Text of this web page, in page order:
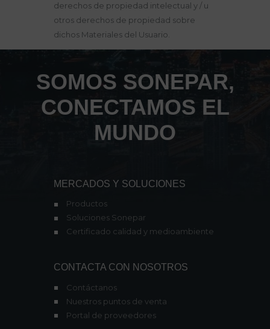
derechos de propiedad intelectual y / u
otros derechos de propiedad sobre
dichos Materiales del Usuario.
SOMOS SONEPAR,
CONECTAMOS EL
MUNDO
MERCADOS Y SOLUCIONES
Productos
Soluciones Sonepar
Certificado calidad y medioambiente
CONTACTA CON NOSOTROS
Contáctanos
Nuestros puntos de venta
Portal de proveedores